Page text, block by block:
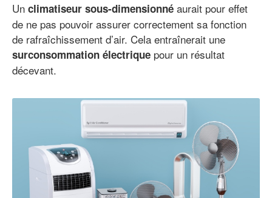
Un climatiseur sous-dimensionné aurait pour effet
de ne pas pouvoir assurer correctement sa fonction
de rafraîchissement d’air. Cela entraînerait une
surconsommation électrique pour un résultat
décevant.